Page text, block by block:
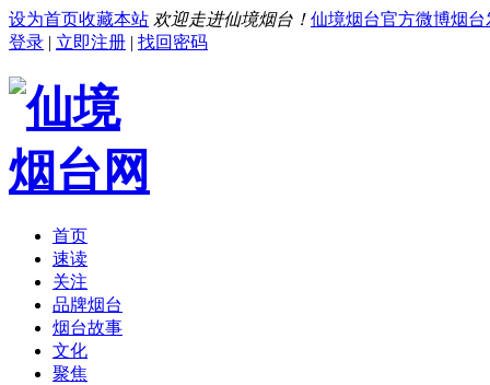
设为首页收藏本站 欢迎走进仙境烟台！ 仙境烟台官方微博烟台
登录 | 立即注册 | 找回密码
首页
速读
关注
品牌烟台
烟台故事
文化
聚焦